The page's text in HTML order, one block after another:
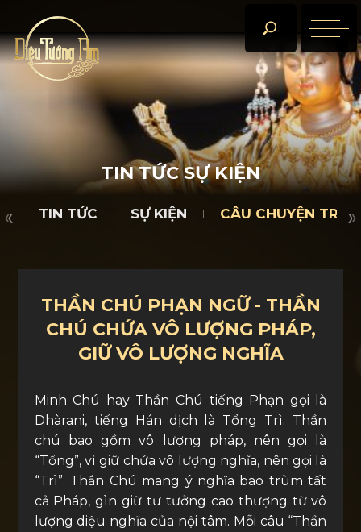
TIN TỨC CÂU CHUYỆN TRÀ ĐÀM
TIN TỨC SỰ KIỆN
TIN TỨC SỰ KIỆN CÂU CHUYỆN TRÀ
THẦN CHÚ PHẠN NGỮ - THẦN
CHÚ CHỨA VÔ LƯỢNG PHÁP,
GIỮ VÔ LƯỢNG NGHĨA
Minh Chú hay Thần Chú tiếng Phạn gọi là
Dhàrani, tiếng Hán dịch là Tổng Trì. Thần
chú bao gồm vô lượng pháp, nên gọi là
“Tổng”, vì giữ chứa vô lượng nghĩa, nên gọi là
“Trì”. Thần Chú mang ý nghĩa bao trùm tất
cả Pháp, gìn giữ tư tưởng cao thượng từ vô
lượng diệu nghĩa của nội tâm. Mỗi câu “Thần